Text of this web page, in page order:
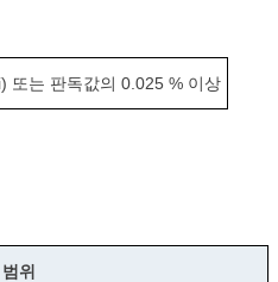
또는 판독값의 0.025 % 이상
범위